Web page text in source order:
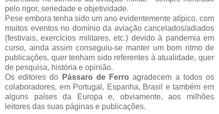
pelo rigor, seriedade e objetividade.
Pese embora tenha sido um ano evidentemente atípico, com
muitos eventos no domínio da aviação cancelados/adiados
(festivais, exercícios militares, etc.) devido à pandemia em
curso, ainda assim conseguiu-se manter um bom ritmo de
publicações, quer tenham sido referentes à atualidade, quer
de pesquisa, história e opinião.
Os editores do
Pássaro de Ferro agradecem a todos os
colaboradores, em Portugal, Espanha, Brasil e também em
alguns países da Europa e, obviamente, aos milhões
leitores das suas páginas e publicações.